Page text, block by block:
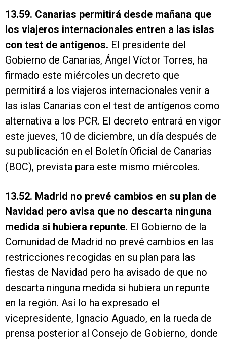
13.59. Canarias permitirá desde mañana que
los viajeros internacionales entren a las islas
con test de antígenos. El presidente del
Gobierno de Canarias, Ángel Víctor Torres, ha
firmado este miércoles un decreto que
permitirá a los viajeros internacionales venir a
las islas Canarias con el test de antígenos como
alternativa a los PCR. El decreto entrará en vigor
este jueves, 10 de diciembre, un día después de
su publicación en el Boletín Oficial de Canarias
(BOC), prevista para este mismo miércoles.
13.52. Madrid no prevé cambios en su plan de
Navidad pero avisa que no descarta ninguna
medida si hubiera repunte. El Gobierno de la
Comunidad de Madrid no prevé cambios en las
restricciones recogidas en su plan para las
fiestas de Navidad pero ha avisado de que no
descarta ninguna medida si hubiera un repunte
en la región. Así lo ha expresado el
vicepresidente, Ignacio Aguado, en la rueda de
prensa posterior al Consejo de Gobierno, donde